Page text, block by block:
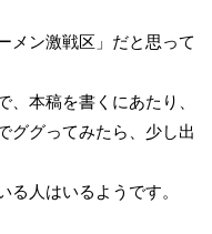
メン激戦区」だと思って
本稿を書くにあたり、
グってみたら、少し出
人はいるようです。